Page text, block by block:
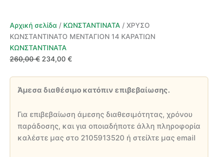
Αρχική σελίδα / ΚΩΝΣΤΑΝΤΙΝΑΤΑ / ΧΡΥΣΟ
ΚΩΝΣΤΑΝΤΙΝΑΤΟ ΜΕΝΤΑΓΙΟΝ 14 ΚΑΡΑΤΙΩΝ
ΚΩΝΣΤΑΝΤΙΝΑΤΑ
260,00€ Original
260,00 €.
234,00 €Η
είναι:
Άμεσα διαθέσιμο κατόπιν επιβεβαίωσης.
Για επιβεβαίωση άμεσης διαθεσιμότητας, χρόνου
παράδοσης, και για οποιαδήποτε άλλη πληροφορία
καλέστε μας στο 2105913520 ή στείλτε μας email